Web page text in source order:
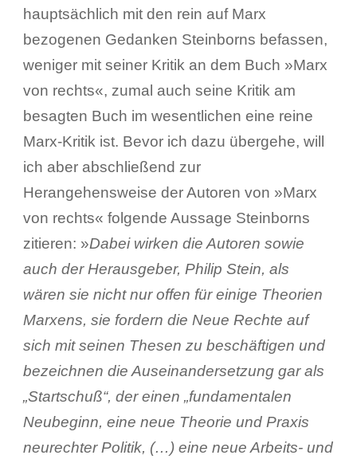
hauptsächlich mit den rein auf Marx
bezogenen Gedanken Steinborns befassen,
weniger mit seiner Kritik an dem Buch »Marx
von rechts«, zumal auch seine Kritik am
besagten Buch im wesentlichen eine reine
Marx-Kritik ist. Bevor ich dazu übergehe, will
ich aber abschließend zur
Herangehensweise der Autoren von »Marx
von rechts« folgende Aussage Steinborns
zitieren: »Dabei wirken die Autoren sowie
auch der Herausgeber, Philip Stein, als
wären sie nicht nur offen für einige Theorien
Marxens, sie fordern die Neue Rechte auf
sich mit seinen Thesen zu beschäftigen und
bezeichnen die Auseinandersetzung gar als
„Startschuß“, der einen „fundamentalen
Neubeginn, eine neue Theorie und Praxis
neurechter Politik, (…) eine neue Arbeits- und